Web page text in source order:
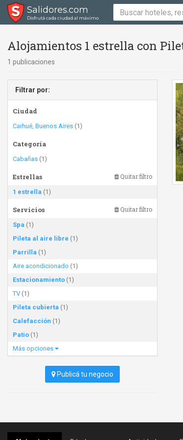
Salidores.com
Disfrutá cada ciudad al máximo
Alojamientos 1 estrella con
1 publicaciones
Filtrar por:
Ciudad
Carhué, Buenos Aires (1)
Categoría
Cabañas (1)
Estrellas Quitar filtro
1 estrella (1)
Servicios Quitar filtro
Spa (1)
Pileta al aire libre (1)
Parrilla (1)
Aire acondicionado (1)
Estacionamiento (1)
TV (1)
Pileta cubierta (1)
Calefacción (1)
Patio (1)
Más opciones
Publicá tu negocio